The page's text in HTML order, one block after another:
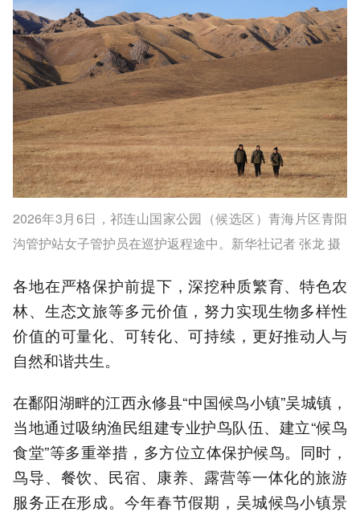
2026年3月6日，祁连山国家公园（候选区）青海片区青阳
沟管护站女子管护员在巡护返程途中。新华社记者 张龙 摄
各地在严格保护前提下，深挖种质繁育、特色农
林、生态文旅等多元价值，努力实现生物多样性
价值的可量化、可转化、可持续，更好推动人与
自然和谐共生。
在鄱阳湖畔的江西永修县“中国候鸟小镇”吴城镇，
当地通过吸纳渔民组建专业护鸟队伍、建立“候鸟
食堂”等多重举措，多方位立体保护候鸟。同时，
鸟导、餐饮、民宿、康养、露营等一体化的旅游
服务正在形成。今年春节假期，吴城候鸟小镇景